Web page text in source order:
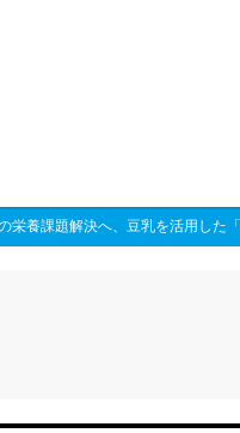
栄養課題解決へ、豆乳を活用した